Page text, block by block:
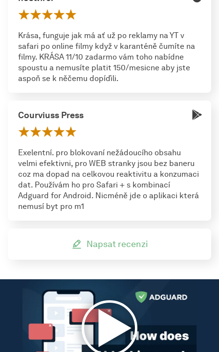
Krása, funguje jak má ať už po reklamy na YT v
safari po online filmy když v karanténě čumíte na
filmy. KRÁSA 11/10 zadarmo vám toho nabídne
spoustu a nemusíte platit 150/mesicne aby jste
aspoň se k něčemu dopíďili.
Courviuss Press
Exelentní. pro blokovaní nežádoucího obsahu
velmi efektivni, pro WEB stranky jsou bez baneru
coz ma dopad na celkovou reaktivitu a konzumaci
dat. Používám ho pro Safari + s kombinací
Adguard for Android. Nicméně jde o aplikaci která
nemusí byt pro m1
Napsat recenzi